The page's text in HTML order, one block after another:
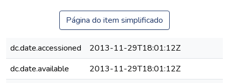
Página do item simplificado
dc.date.accessioned
2013-11-29T18:01:12Z
dc.date.available
2013-11-29T18:01:12Z